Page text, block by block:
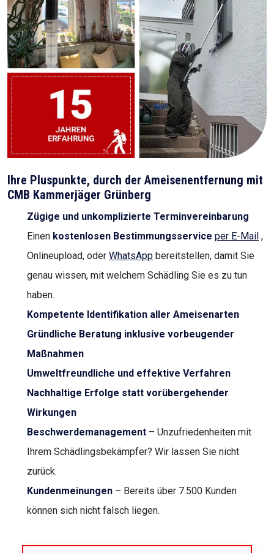
Ihre Pluspunkte, durch der Ameisenentfernung mit
CMB Kammerjäger Grünberg
Zügige und unkomplizierte Terminvereinbarung
Einen kostenlosen Bestimmungsservice per E-Mail ,
Onlineupload, oder WhatsApp bereitstellen, damit Sie
genau wissen, mit welchem Schädling Sie es zu tun
haben.
Kompetente Identifikation aller Ameisenarten
Gründliche Beratung inklusive vorbeugender
Maßnahmen
Umweltfreundliche und effektive Verfahren
Nachhaltige Erfolge statt vorübergehender
Wirkungen
Beschwerdemanagement – Unzufriedenheiten mit
Ihrem Schädlingsbekämpfer? Wir lassen Sie nicht
zurück.
Kundenmeinungen – Bereits über 7.500 Kunden
können sich nicht falsch liegen.